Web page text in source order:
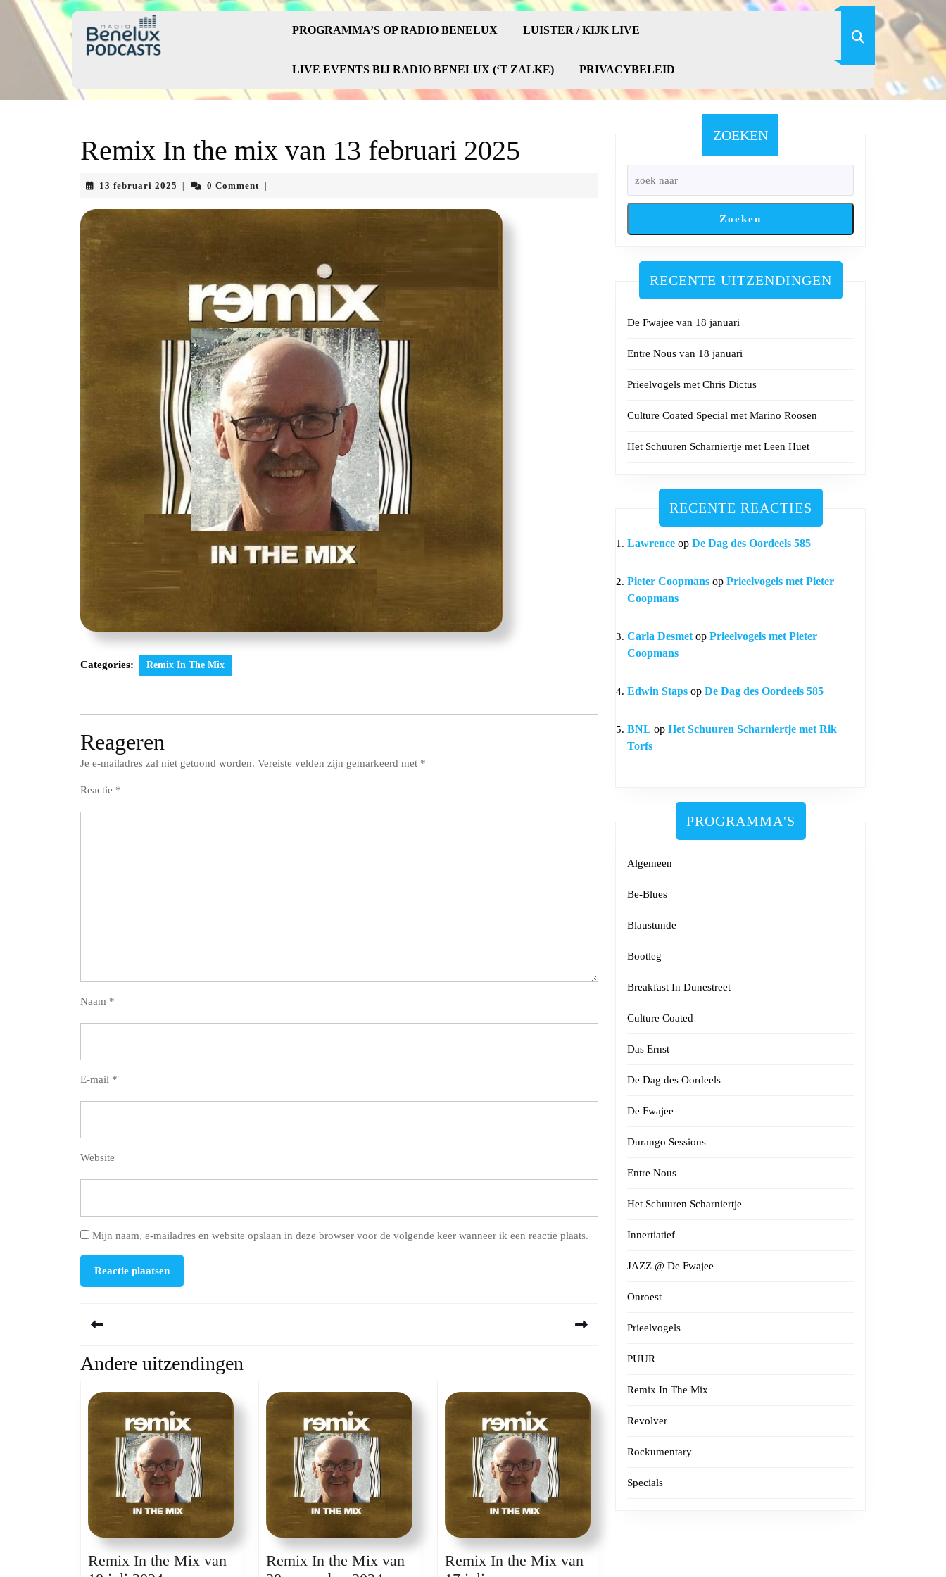
Skip
PROGRAMMA’S OP RADIO BENELUX LUISTER / KIJK LIVE
LIVE EVENTS BIJ RADIO BENELUX (‘T ZALKE) PRIVACYBELEID
Remix In the mix van 13 februari 2025
13 februari 2025 13
2025
0 Comment
Categories: Remix In The Mix
Reageren
Je e-mailadres zal niet getoond worden. Vereiste velden zijn gemarkeerd met *
Reactie *
Naam *
E-mail *
Website
Mijn naam, e-mailadres en website opslaan in deze browser voor de volgende keer wanneer ik een reactie plaats.
Previous
Andere uitzendingen
Remix In the Mix van
Remix In the Mix van
Remix In the Mix van
ZOEKEN
Zoeken
RECENTE UITZENDINGEN
De Fwajee van 18 januari
Entre Nous van 18 januari
Prieelvogels met Chris Dictus
Culture Coated Special met Marino Roosen
Het Schuuren Scharniertje met Leen Huet
RECENTE REACTIES
Lawrence op De Dag des Oordeels 585
Pieter Coopmans op Prieelvogels met Pieter
Coopmans
Carla Desmet op Prieelvogels met Pieter
Coopmans
Edwin Staps op De Dag des Oordeels 585
BNL op Het Schuuren Scharniertje met Rik
Torfs
PROGRAMMA'S
Algemeen
Be-Blues
Blaustunde
Bootleg
Breakfast In Dunestreet
Culture Coated
Das Ernst
De Dag des Oordeels
De Fwajee
Durango Sessions
Entre Nous
Het Schuuren Scharniertje
Innertiatief
JAZZ @ De Fwajee
Onroest
Prieelvogels
PUUR
Remix In The Mix
Revolver
Rockumentary
Specials